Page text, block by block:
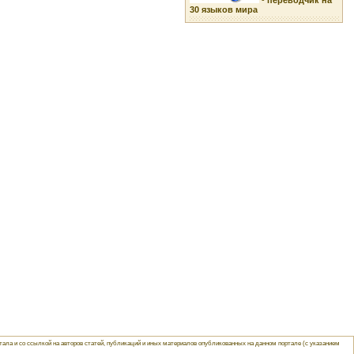
30 языков мира
и со ссылкой на авторов статей, публикаций и иных материалов опубликованных на данном портале (с указанием